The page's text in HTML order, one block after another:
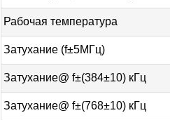
Рабочая температура
Затухание (f±5МГц)
Затухание@ f±(384±10) кГц
Затухание@ f±(768±10) кГц